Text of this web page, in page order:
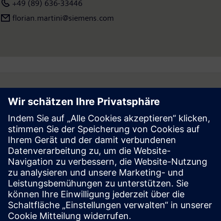
+49 (89) 636-33446
florian.martini@siemens.com
Follow
Press | Company | Siemens
© Siemens 1996 – 2026
Corporate Information
Privacy Notice